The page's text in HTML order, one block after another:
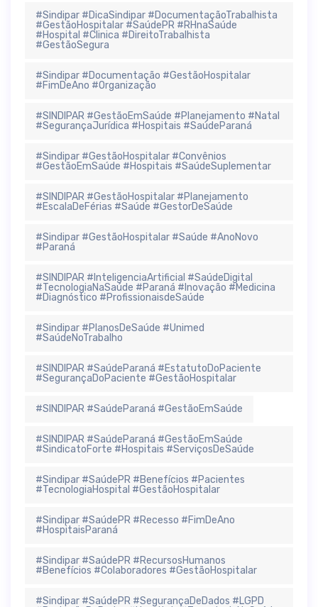
#Sindipar #DicaSindipar #DocumentaçãoTrabalhista
#GestãoHospitalar #SaúdePR #RHnaSaúde
#Hospital #Clinica #DireitoTrabalhista
#GestãoSegura
#Sindipar #Documentação #GestãoHospitalar
#FimDeAno #Organização
#SINDIPAR #GestãoEmSaúde #Planejamento #Natal
#SegurançaJurídica #Hospitais #SaúdeParaná
#Sindipar #GestãoHospitalar #Convênios
#GestãoEmSaúde #Hospitais #SaúdeSuplementar
#SINDIPAR #GestãoHospitalar #Planejamento
#EscalaDeFérias #Saúde #GestorDeSaúde
#Sindipar #GestãoHospitalar #Saúde #AnoNovo
#Paraná
#SINDIPAR #InteligenciaArtificial #SaúdeDigital
#TecnologiaNaSaúde #Paraná #Inovação #Medicina
#Diagnóstico #ProfissionaisdeSaúde
#Sindipar #PlanosDeSaúde #Unimed
#SaúdeNoTrabalho
#SINDIPAR #SaúdeParaná #EstatutoDoPaciente
#SegurançaDoPaciente #GestãoHospitalar
#SINDIPAR #SaúdeParaná #GestãoEmSaúde
#SINDIPAR #SaúdeParaná #GestãoEmSaúde
#SindicatoForte #Hospitais #ServiçosDeSaúde
#Sindipar #SaúdePR #Benefícios #Pacientes
#TecnologiaHospital #GestãoHospitalar
#Sindipar #SaúdePR #Recesso #FimDeAno
#HospitaisParaná
#Sindipar #SaúdePR #RecursosHumanos
#Benefícios #Colaboradores #GestãoHospitalar
#Sindipar #SaúdePR #SegurançaDeDados #LGPD